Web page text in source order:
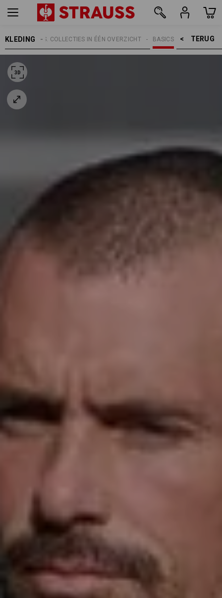
KLEDING TERUG    >
BASICS
E.S. COLLECTIES IN ÉÉN OVERZICHT